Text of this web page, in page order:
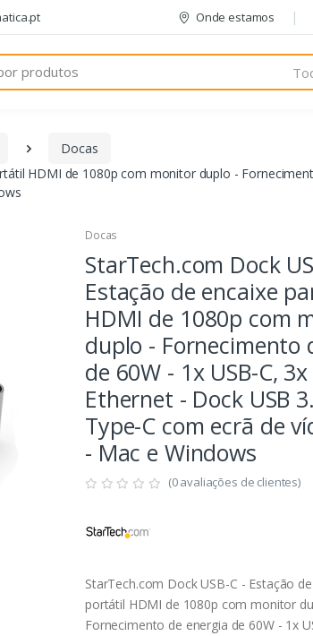
Onde estamos
Docas
HDMI de 1080p com monitor duplo -
Docas
StarTech.com Dock
Estação de encaixe
HDMI de 1080p com
duplo - Fornecimento
de 60W - 1x USB-C, 3x
Ethernet - Dock USB
Type-C com ecrã de
- Mac e Windows
(0 avaliações de clientes)
StarTech.com Dock USB-C - Estação
portátil HDMI de 1080p com monitor
Fornecimento de energia de 60W - 1x